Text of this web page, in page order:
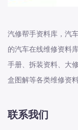
宾利
本田
本田-东风本
本田-广州本
标致
汽修帮手资料库，汽
的汽车在线维修资料
手册、拆装资料、大
盒图解等各类维修资
联系我们